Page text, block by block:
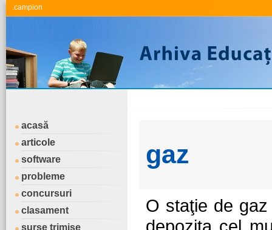
.campion
acasă
articole
software
probleme
concursuri
clasament
surse trimise
gaz
O staţie de